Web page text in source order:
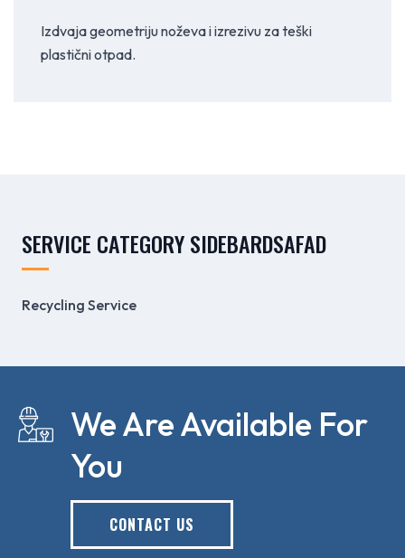
Izdvaja geometriju noževa i izrezivu za teški
plastični otpad.
SERVICE CATEGORY SIDEBARDSAFAD
Recycling Service
We Are Available For
You
CONTACT US